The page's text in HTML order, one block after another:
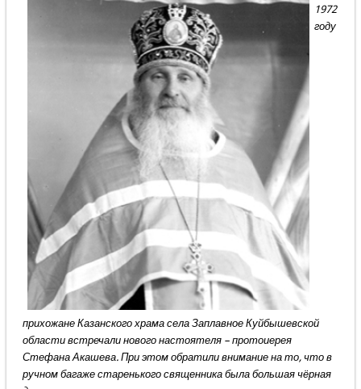
1972
году
прихожане Казанского храма села Заплавное Куйбышевской
области встречали нового настоятеля – протоиерея
Стефана Акашева. При этом обратили внимание на то, что в
ручном багаже старенького священника была большая чёрная